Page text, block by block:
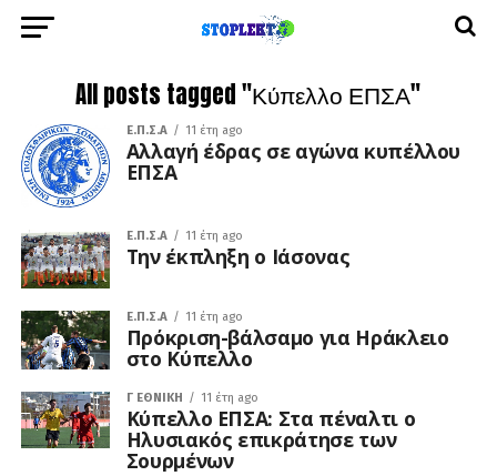
All posts tagged "Κύπελλο ΕΠΣΑ"
Ε.Π.Σ.Α 11 έτη ago
Αλλαγή έδρας σε αγώνα κυπέλλου
ΕΠΣΑ
Ε.Π.Σ.Α 11 έτη ago
Την έκπληξη ο Ιάσονας
Ε.Π.Σ.Α 11 έτη ago
Πρόκριση-βάλσαμο για Ηράκλειο
στο Κύπελλο
Γ ΕΘΝΙΚΉ 11 έτη ago
Κύπελλο ΕΠΣΑ: Στα πέναλτι ο
Ηλυσιακός επικράτησε των
Σουρμένων